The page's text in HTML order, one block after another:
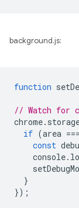
background.js:
function
// Watch for
chrome.
if (area ===
const
console.
}
});